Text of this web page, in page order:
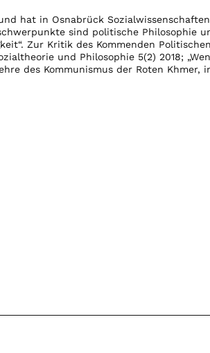
hat in Osnabrück
sind politische Philosophie
Zur Kritik des Kommenden
und Philosophie 5(2) 2018;
des Kommunismus der Roten